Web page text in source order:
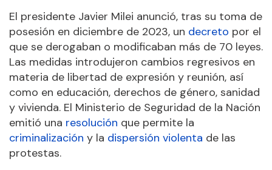
El presidente Javier Milei anunció, tras su toma de
posesión en diciembre de 2023, un decreto por el
que se derogaban o modificaban más de 70 leyes.
Las medidas introdujeron cambios regresivos en
materia de libertad de expresión y reunión, así
como en educación, derechos de género, sanidad
y vivienda. El Ministerio de Seguridad de la Nación
emitió una resolución que permite la
criminalización y la dispersión violenta de las
protestas.